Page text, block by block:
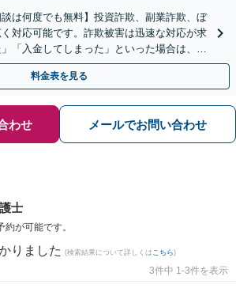
談は何度でも無料】投資詐欺、副業詐欺、ぼ
対応可能です。詐欺被害は迅速な対応が求
「入金してしまった」といった場合は、お
電話・メール・WEB相談可】
料金表を見る
わせ メールでお問い合わせ
士
が可能です。
りました (検索結果について詳しくは こちら)
3件中 1-3件を表示